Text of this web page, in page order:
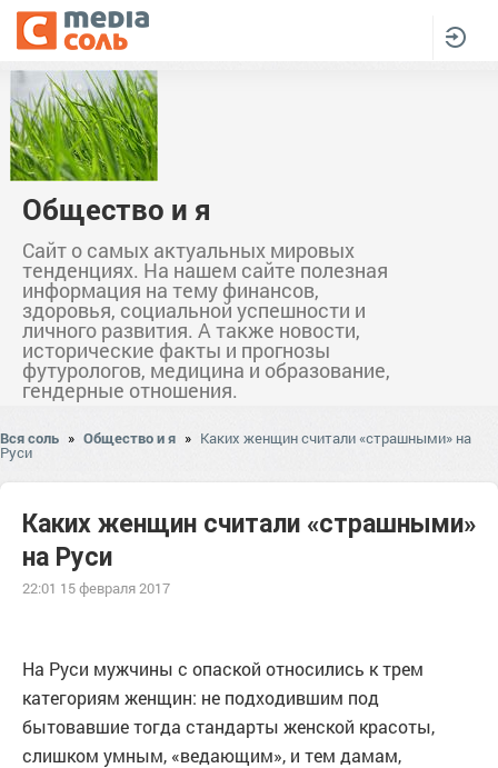
Общество и я
Сайт о самых актуальных мировых
тенденциях. На нашем сайте полезная
информация на тему финансов,
здоровья, социальной успешности и
личного развития. А также новости,
исторические факты и прогнозы
футурологов, медицина и образование,
гендерные отношения.
Вся соль » Общество и я » Каких женщин считали «страшными» на
Руси
Каких женщин считали «страшными»
на Руси
22:01 15 февраля 2017
На Руси мужчины с опаской относились к трем
категориям женщин: не подходившим под
бытовавшие тогда стандарты женской красоты,
слишком умным, «ведающим», и тем дамам,